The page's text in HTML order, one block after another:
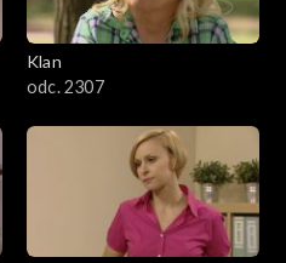
Klan
odc. 2307